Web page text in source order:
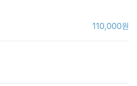
110,000원